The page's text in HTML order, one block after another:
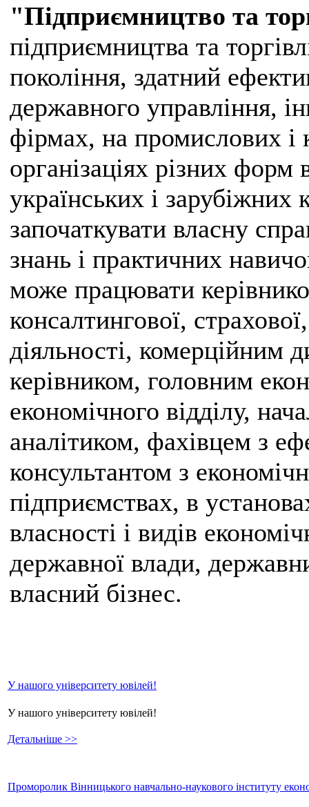
"Підприємництво та
підприємництва та
покоління, здатний
державного управління,
фірмах, на промислових і
організаціях різних форм
українських і
започаткувати власну
знань і практичних
може працювати
консалтингової,
діяльності, комерційним
керівником, головним
економічного відділу,
аналітиком, фахівцем з
консультантом з
підприємствах, в
власності і видів
державної влади,
власний бізнес.
У нашого університету ювілей!
У нашого університету ювілей!
Детальніше >>
Проморолик Вінницького навчально-наукового інституту